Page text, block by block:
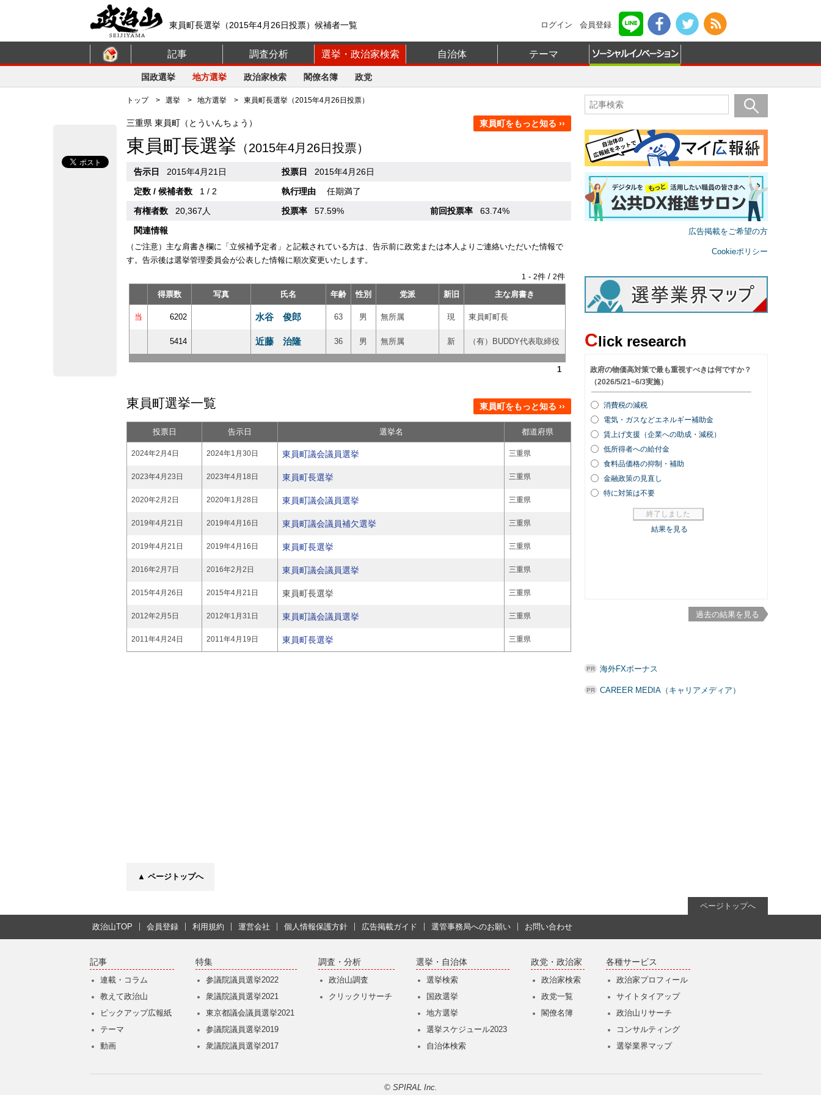
東員町長選挙（2015年4月26日投票）候補者一覧 ログイン 会員登録
記事 調査分析 選挙・政治家検索 自治体 テーマ
国政選挙 地方選挙 政治家検索 閣僚名簿 政党
トップ> 選挙 > 地方選挙 > 東員町長選挙（2015年4月26日投票）
東員町をもっと知る ››
三重県 東員町（とういんちょう）
東員町長選挙 （2015年4月26日投票）
告示日 2015年4月21日 投票日
2015年4月26日
定数 / 候補者数
1 / 2 執行理由
任期満了
有権者数
20,367人 投票率 57.59% 前回投票率
63.74%
関連情報
（ご注意）主な肩書き欄に「立候補予定者」と記載されている方は、告示前に政党または本人よりご連絡いただいた情報で
す。告示後は選挙管理委員会が公表した情報に順次変更いたします。
1 - 2件 / 2件
得票数
写真 氏名 年齢 性別 党派 新旧 主な肩書き
当 6202 水谷 俊郎 63 男 無所属 現 東員町町長
5414 近藤 治隆 36 男 無所属 新 （有）BUDDY代表取締役
1
東員町選挙一覧 東員町をもっと知る ››
投票日 告示日 選挙名 都道府県
2024年2月4日 2024年1月30日 東員町議会議員選挙 三重県
2023年4月23日 2023年4月18日 東員町長選挙 三重県
2020年2月2日 2020年1月28日 東員町議会議員選挙 三重県
2019年4月21日 2019年4月16日 東員町議会議員補欠選挙 三重県
2019年4月21日 2019年4月16日 東員町長選挙 三重県
2016年2月7日 2016年2月2日 東員町議会議員選挙 三重県
2015年4月26日 2015年4月21日 東員町長選挙 三重県
2012年2月5日 2012年1月31日 東員町議会議員選挙 三重県
2011年4月24日 2011年4月19日 東員町長選挙 三重県
▲ ページトップへ
広告掲載をご希望の方
Cookieポリシー
Click research
過去の結果を見る
海外FXボーナス
CAREER MEDIA（キャリアメディア）
ページトップへ
政治山TOP 会員登録 利用規約 運営会社 個人情報保護方針 広告掲載ガイド 選管事務局へのお願い お問い合わせ
記事
連載・コラム
教えて政治山
ピックアップ広報紙
テーマ
動画
特集
参議院議員選挙2022
衆議院議員選挙2021
東京都議会議員選挙2021
参議院議員選挙2019
衆議院議員選挙2017
調査・分析
政治山調査
クリックリサーチ
選挙・自治体
選挙検索
国政選挙
地方選挙
選挙スケジュール2023
自治体検索
政党・政治家
政治家検索
政党一覧
閣僚名簿
各種サービス
政治家プロフィール
サイトタイアップ
政治山リサーチ
コンサルティング
選挙業界マップ
© SPIRAL Inc.